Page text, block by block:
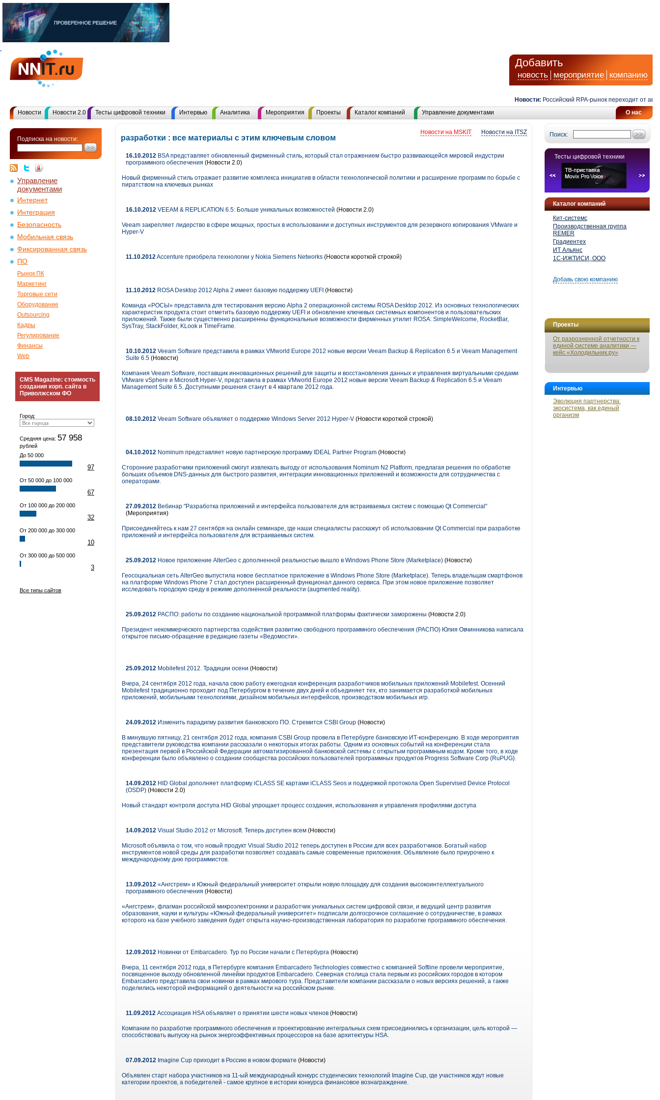
Добавить
новость мероприятие компанию
Новости: Российский RPA-рынок переходит от
О нас
Новости Новости 2.0 Тесты цифровой техники Интервью Аналитика Мероприятия Проекты Каталог компаний Управление документами
Подписка на новости:
Управление
документами
Интернет
Интеграция
Безопасность
Мобильная связь
Фиксированная связь
ПО
Рынок ПК
Маркетинг
Торговые сети
Оборудование
Outsourcing
Кадры
Регулирование
Финансы
Web
CMS Magazine: стоимость
создания корп. сайта в
Приволжском ФО
Город:
Средняя цена: 57 958
рублей
До 50 000
97
От 50 000 до 100 000
67
От 100 000 до 200 000
32
От 200 000 до 300 000
10
От 300 000 до 500 000
3
Все типы сайтов
Поиск:
Тесты цифровой техники
Каталог компаний
Кит-системс
Производственная группа
REMER
Градиентех
ИТ Альянс
1С-ИЖТИСИ, ООО
Добавь свою компанию
Проекты
От разрозненной отчетности к
единой системе аналитики —
кейс «Холодильник.ру»
Интервью
Эволюция партнерства:
экосистема, как единый
организм
Новости на ITSZ
Новости на MSKIT
разработки : все материалы с этим ключевым словом
16.10.2012 BSA представляет обновленный фирменный стиль, который стал отражением быстро развивающейся мировой индустрии
программного обеспечения (Новости 2.0)
Новый фирменный стиль отражает развитие комплекса инициатив в области технологической политики и расширение программ по борьбе с
пиратством на ключевых рынках
16.10.2012 VEEAM & REPLICATION 6.5: Больше уникальных возможностей (Новости 2.0)
Veeam закрепляет лидерство в сфере мощных, простых в использовании и доступных инструментов для резервного копирования VMware и
Hyper-V
11.10.2012Accenture приобрела технологии у Nokia Siemens Networks (Новости короткой строкой)
11.10.2012 ROSA Desktop 2012 Alpha 2 имеет базовую поддержку UEFI (Новости)
Команда «РОСЫ» представила для тестирования версию Alpha 2 операционной системы ROSA Desktop 2012. Из основных технологических
характеристик продукта стоит отметить базовую поддержку UEFI и обновление ключевых системных компонентов и пользовательских
приложений. Также были существенно расширенны функциональные возможности фирменных утилит ROSA: SimpleWelcome, RocketBar,
SysTray, StackFolder, KLook и TimeFrame.
10.10.2012 Veeam Software представила в рамках VMworld Europe 2012 новые версии Veeam Backup & Replication 6.5 и Veeam Management
Suite 6.5 (Новости)
Компания Veeam Software, поставщик инновационных решений для защиты и восстановления данных и управления виртуальными средами
VMware vSphere и Microsoft Hyper-V, представила в рамках VMworld Europe 2012 новые версии Veeam Backup & Replication 6.5 и Veeam
Management Suite 6.5. Доступными решения станут в 4 квартале 2012 года.
08.10.2012 Veeam Software объявляет о поддержке Windows Server 2012 Hyper-V (Новости короткой строкой)
04.10.2012 Nominum представляет новую партнерскую программу IDEAL Partner Program (Новости)
Сторонние разработчики приложений смогут извлекать выгоду от использования Nominum N2 Platform, предлагая решения по обработке
больших объемов DNS-данных для быстрого развития, интеграции инновационных приложений и возможности для сотрудничества с
операторами.
27.09.2012 Вебинар "Разработка приложений и интерфейса пользователя для встраиваемых систем с помощью Qt Commercial"
(Мероприятия)
Присоединяйтесь к нам 27 сентября на онлайн семинаре, где наши специалисты расскажут об использовании Qt Commercial при разработке
приложений и интерфейса пользователя для встраиваемых систем.
25.09.2012 Новое приложение AlterGeo с дополненной реальностью вышло в Windows Phone Store (Marketplace) (Новости)
Геосоциальная сеть AlterGeo выпустила новое бесплатное приложение в Windows Phone Store (Marketplace). Теперь владельцам смартфонов
на платформе Windows Phone 7 стал доступен расширенный функционал данного сервиса. При этом новое приложение позволяет
исследовать городскую среду в режиме дополненной реальности (augmented reality).
25.09.2012 РАСПО: работы по созданию национальной программной платформы фактически заморожены (Новости 2.0)
Президент некоммерческого партнерства содействия развитию свободного программного обеспечения (РАСПО) Юлия Овчинникова написала
открытое письмо-обращение в редакцию газеты «Ведомости».
25.09.2012 Mobilefest 2012. Традиции осени (Новости)
Вчера, 24 сентября 2012 года, начала свою работу ежегодная конференция разработчиков мобильных приложений Mobilefest. Осенний
Mobilefest традиционно проходит под Петербургом в течение двух дней и объединяет тех, кто занимается разработкой мобильных
приложений, мобильными технологиями, дизайном мобильных интерфейсов, производством мобильных игр.
24.09.2012 Изменить парадигму развития банковского ПО. Стремится CSBI Group (Новости)
В минувшую пятницу, 21 сентября 2012 года, компания CSBI Group провела в Петербурге банковскую ИТ-конференцию. В ходе мероприятия
представители руководства компании рассказали о некоторых итогах работы. Одним из основных событий на конференции стала
презентация первой в Российской Федерации автоматизированной банковской системы с открытым программным кодом. Кроме того, в ходе
конференции было объявлено о создании сообщества российских пользователей программных продуктов Progress Software Corp (RuPUG).
14.09.2012 HID Global дополняет платформу iCLASS SE картами iCLASS Seos и поддержкой протокола Open Supervised Device Protocol
(OSDP) (Новости 2.0)
Новый стандарт контроля доступа HID Global упрощает процесс создания, использования и управления профилями доступа
14.09.2012 Visual Studio 2012 от Microsoft. Теперь доступен всем (Новости)
Microsoft объявила о том, что новый продукт Visual Studio 2012 теперь доступен в России для всех разработчиков. Богатый набор
инструментов новой среды для разработки позволяет создавать самые современные приложения. Объявление было приурочено к
международному дню программистов.
13.09.2012 «Ангстрем» и Южный федеральный университет открыли новую площадку для создания высокоинтеллектуального
программного обеспечения (Новости)
«Ангстрем», флагман российской микроэлектроники и разработчик уникальных систем цифровой связи, и ведущий центр развития
образования, науки и культуры «Южный федеральный университет» подписали долгосрочное соглашение о сотрудничестве, в рамках
которого на базе учебного заведения будет открыта научно-производственная лаборатория по разработке программного обеспечения.
12.09.2012 Новинки от Embarcadero. Тур по России начали с Петербурга (Новости)
Вчера, 11 сентября 2012 года, в Петербурге компания Embarcadero Technologies совместно с компанией Softline провели мероприятие,
посвященное выходу обновленной линейки продуктов Embarcadero. Северная столица стала первым из российских городов в котором
Embarcadero представила свои новинки в рамках мирового тура. Представители компании рассказали о новых версиях решений, а также
поделились некоторой информацией о деятельности на российском рынке.
11.09.2012 Ассоциация HSA объявляет о принятии шести новых членов (Новости)
Компании по разработке программного обеспечения и проектированию интегральных схем присоединились к организации, цель которой ―
способствовать выпуску на рынок энергоэффективных процессоров на базе архитектуры HSA.
07.09.2012 Imagine Cup приходит в Россию в новом формате (Новости)
Объявлен старт набора участников на 11-ый международный конкурс студенческих технологий Imagine Cup, где участников ждут новые
категории проектов, а победителей - самое крупное в истории конкурса финансовое вознаграждение.